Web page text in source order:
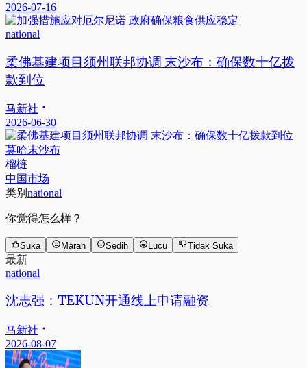
2026-07-16
national
柔佛基建项目须州联邦协调 末沙布：确保数十亿拨
款到位
马新社
2026-06-30
莫哈末沙布
榴梿
中国市场
类别 national
你觉得怎么样？
Suka Marah Sedih Lucu Tidak Suka
最新
national
沈志强：TEKUN开通线上申请融资
马新社
2026-08-07